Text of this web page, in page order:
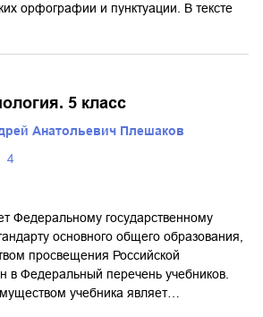
орфографии и пунктуации. В тексте
5 класс
Анатольевич Плешаков
4
Федеральному государственному
основного общего образования,
просвещения Российской
в Федеральный перечень учебников.
учебника являет…